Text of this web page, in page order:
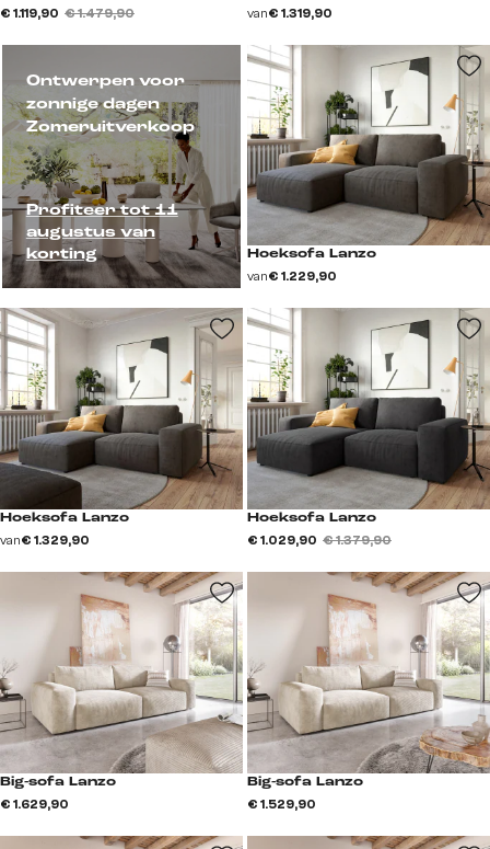
Ontwerpen voor
zonnige dagen
Zomeruitverkoop
Profiteer tot 11
augustus van
korting
€ 1.119,90 € 1.479,90 van€ 1.319,90
Hoeksofa Lanzo
van€ 1.229,90
Hoeksofa Lanzo
van€ 1.329,90
Hoeksofa Lanzo
€ 1.029,90 € 1.379,90
Big-sofa Lanzo
€ 1.629,90
Big-sofa Lanzo
€ 1.529,90